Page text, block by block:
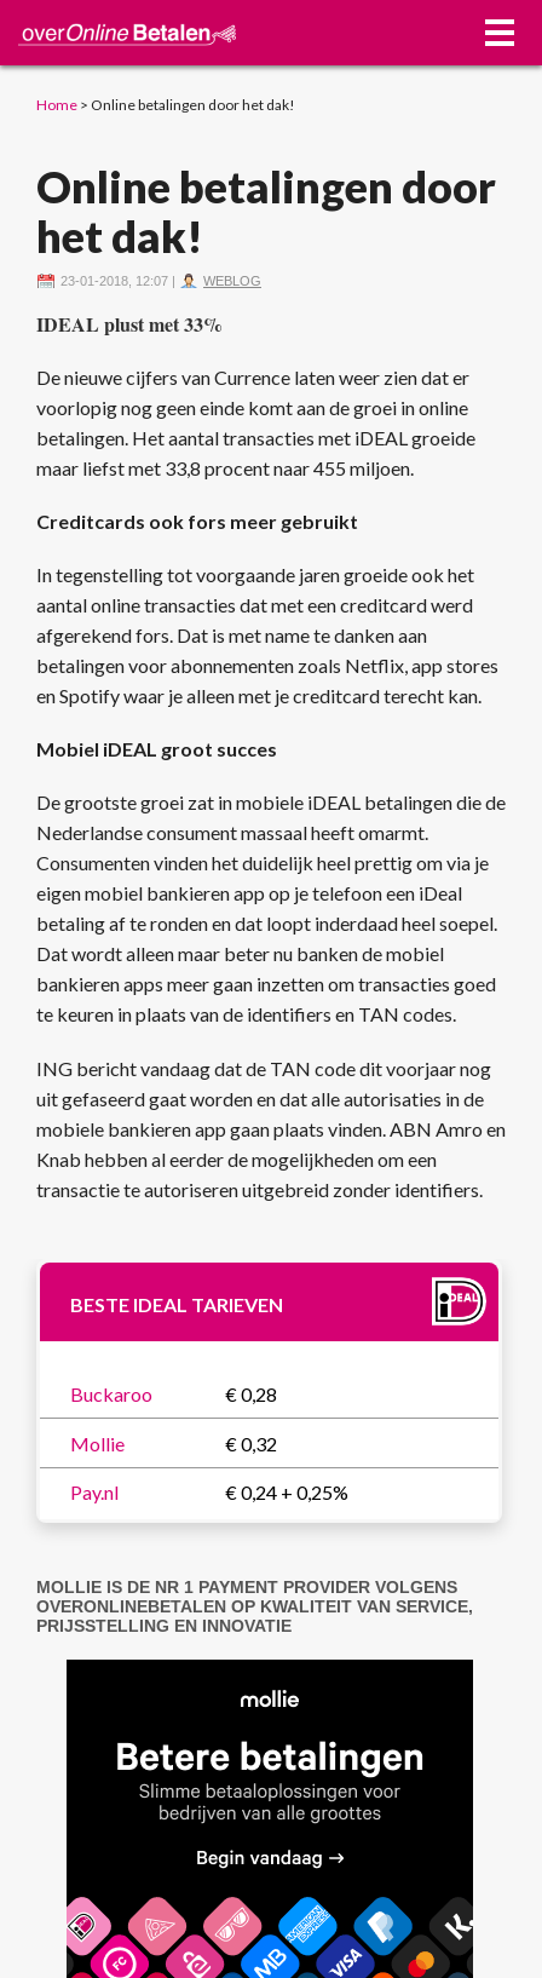
Home > Online betalingen door het dak!
Online betalingen door
het dak!
23-01-2018, 12:07 | WEBLOG
IDEAL plust met 33%
De nieuwe cijfers van Currence laten weer zien dat er
voorlopig nog geen einde komt aan de groei in online
betalingen. Het aantal transacties met iDEAL groeide
maar liefst met 33,8 procent naar 455 miljoen.
Creditcards ook fors meer gebruikt
In tegenstelling tot voorgaande jaren groeide ook het
aantal online transacties dat met een creditcard werd
afgerekend fors. Dat is met name te danken aan
betalingen voor abonnementen zoals Netflix, app stores
en Spotify waar je alleen met je creditcard terecht kan.
Mobiel iDEAL groot succes
De grootste groei zat in mobiele iDEAL betalingen die de
Nederlandse consument massaal heeft omarmt.
Consumenten vinden het duidelijk heel prettig om via je
eigen mobiel bankieren app op je telefoon een iDeal
betaling af te ronden en dat loopt inderdaad heel soepel.
Dat wordt alleen maar beter nu banken de mobiel
bankieren apps meer gaan inzetten om transacties goed
te keuren in plaats van de identifiers en TAN codes.
ING bericht vandaag dat de TAN code dit voorjaar nog
uit gefaseerd gaat worden en dat alle autorisaties in de
mobiele bankieren app gaan plaats vinden. ABN Amro en
Knab hebben al eerder de mogelijkheden om een
transactie te autoriseren uitgebreid zonder identifiers.
BESTE IDEAL TARIEVEN
Buckaroo € 0,28
Mollie € 0,32
Pay.nl € 0,24 + 0,25%
MOLLIE IS DE NR 1 PAYMENT PROVIDER VOLGENS
OVERONLINEBETALEN OP KWALITEIT VAN SERVICE,
PRIJSSTELLING EN INNOVATIE